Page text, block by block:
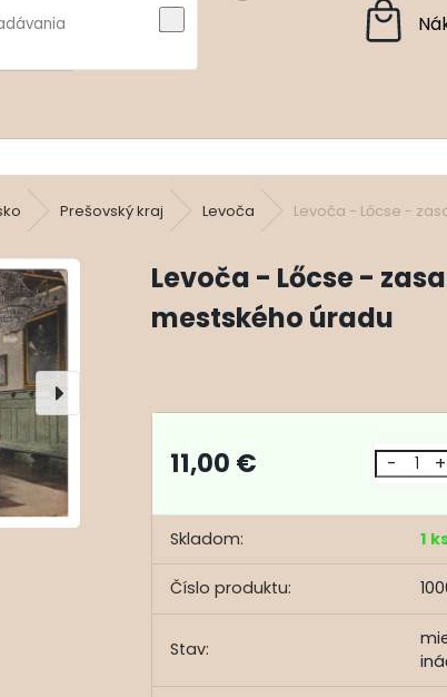
Prešovský kraj Levoča Levoča - Lőcse -
Levoča - Lőcse -
mestského úradu
Skladom: 1
Číslo produktu:
Stav:
11,00 € - +